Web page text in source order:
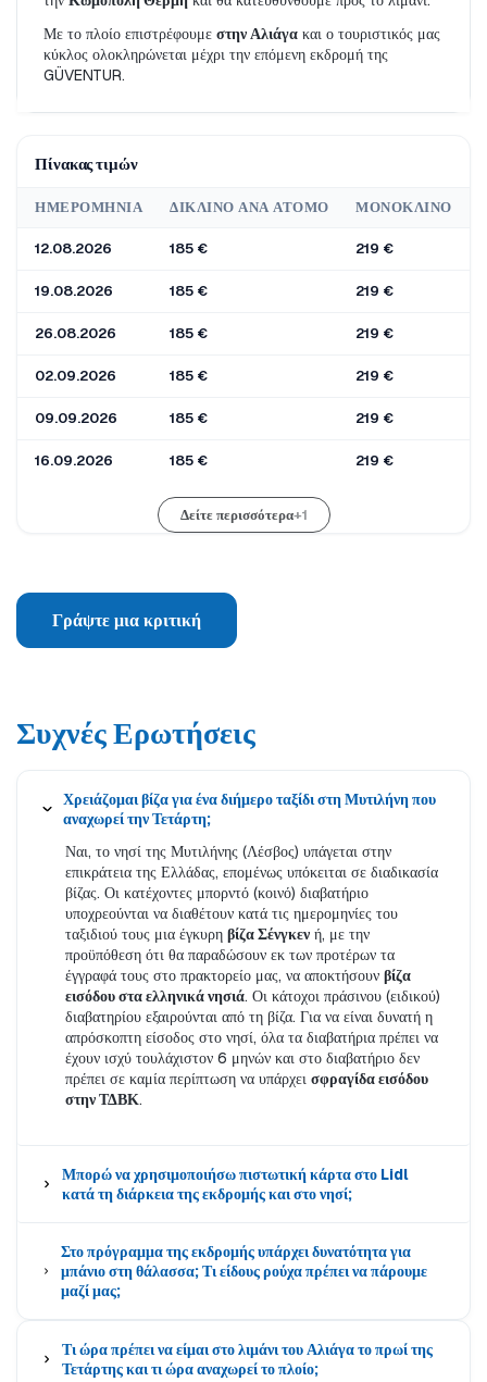
Με το πλοίο επιστρέφουμε στην Αλιάγα και ο τουριστικός μας
κύκλος ολοκληρώνεται μέχρι την επόμενη εκδρομή της
GÜVENTUR.
Πίνακας τιμών
ΗΜΕΡΟΜΗΝΊΑ ΔΊΚΛΙΝΟ ΑΝΆ ΆΤΟΜΟ ΜΟΝΌΚΛΙΝΟ
12.08.2026 185 € 219 €
19.08.2026 185 € 219 €
26.08.2026 185 € 219 €
02.09.2026 185 € 219 €
09.09.2026 185 € 219 €
16.09.2026 185 € 219 €
Δείτε περισσότερα+1
Γράψτε μια κριτική
Συχνές Ερωτήσεις
Χρειάζομαι βίζα για ένα διήμερο ταξίδι στη Μυτιλήνη που
αναχωρεί την Τετάρτη;
Ναι, το νησί της Μυτιλήνης (Λέσβος) υπάγεται στην
επικράτεια της Ελλάδας, επομένως υπόκειται σε διαδικασία
βίζας. Οι κατέχοντες μπορντό (κοινό) διαβατήριο
υποχρεούνται να διαθέτουν κατά τις ημερομηνίες του
ταξιδιού τους μια έγκυρη βίζα Σένγκεν ή, με την
προϋπόθεση ότι θα παραδώσουν εκ των προτέρων τα
έγγραφά τους στο πρακτορείο μας, να αποκτήσουν βίζα
εισόδου στα ελληνικά νησιά. Οι κάτοχοι πράσινου (ειδικού)
διαβατηρίου εξαιρούνται από τη βίζα. Για να είναι δυνατή η
απρόσκοπτη είσοδος στο νησί, όλα τα διαβατήρια πρέπει να
έχουν ισχύ τουλάχιστον 6 μηνών και στο διαβατήριο δεν
πρέπει σε καμία περίπτωση να υπάρχει σφραγίδα εισόδου
στην ΤΔΒΚ.
Μπορώ να χρησιμοποιήσω πιστωτική κάρτα στο Lidl
κατά τη διάρκεια της εκδρομής και στο νησί;
Στο πρόγραμμα της εκδρομής υπάρχει δυνατότητα για
μπάνιο στη θάλασσα; Τι είδους ρούχα πρέπει να πάρουμε
μαζί μας;
Τι ώρα πρέπει να είμαι στο λιμάνι του Αλιάγα το πρωί της
Τετάρτης και τι ώρα αναχωρεί το πλοίο;